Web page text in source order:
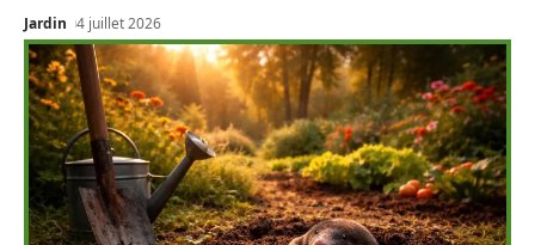
Jardin 4 juillet 2026